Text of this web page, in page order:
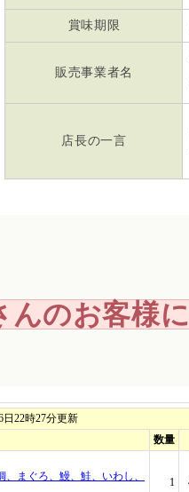
賞味期限
販売事業者名
店長の一言
んのお客様に